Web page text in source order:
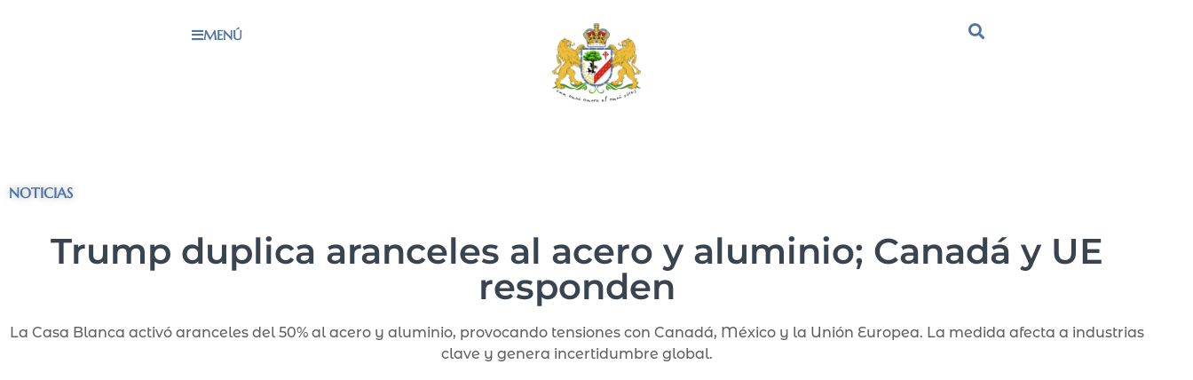
MENÚ
NOTICIAS
Trump duplica aranceles al acero y aluminio; Canadá y UE
responden
La Casa Blanca activó aranceles del 50% al acero y aluminio, provocando tensiones con Canadá, México y la Unión Europea. La medida afecta a industrias
clave y genera incertidumbre global.